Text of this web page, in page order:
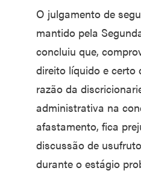
O julgamento de
mantido pela
concluiu que,
direito líquido e certo
razão da
administrativa na
afastamento, fica
discussão de
durante o estágio